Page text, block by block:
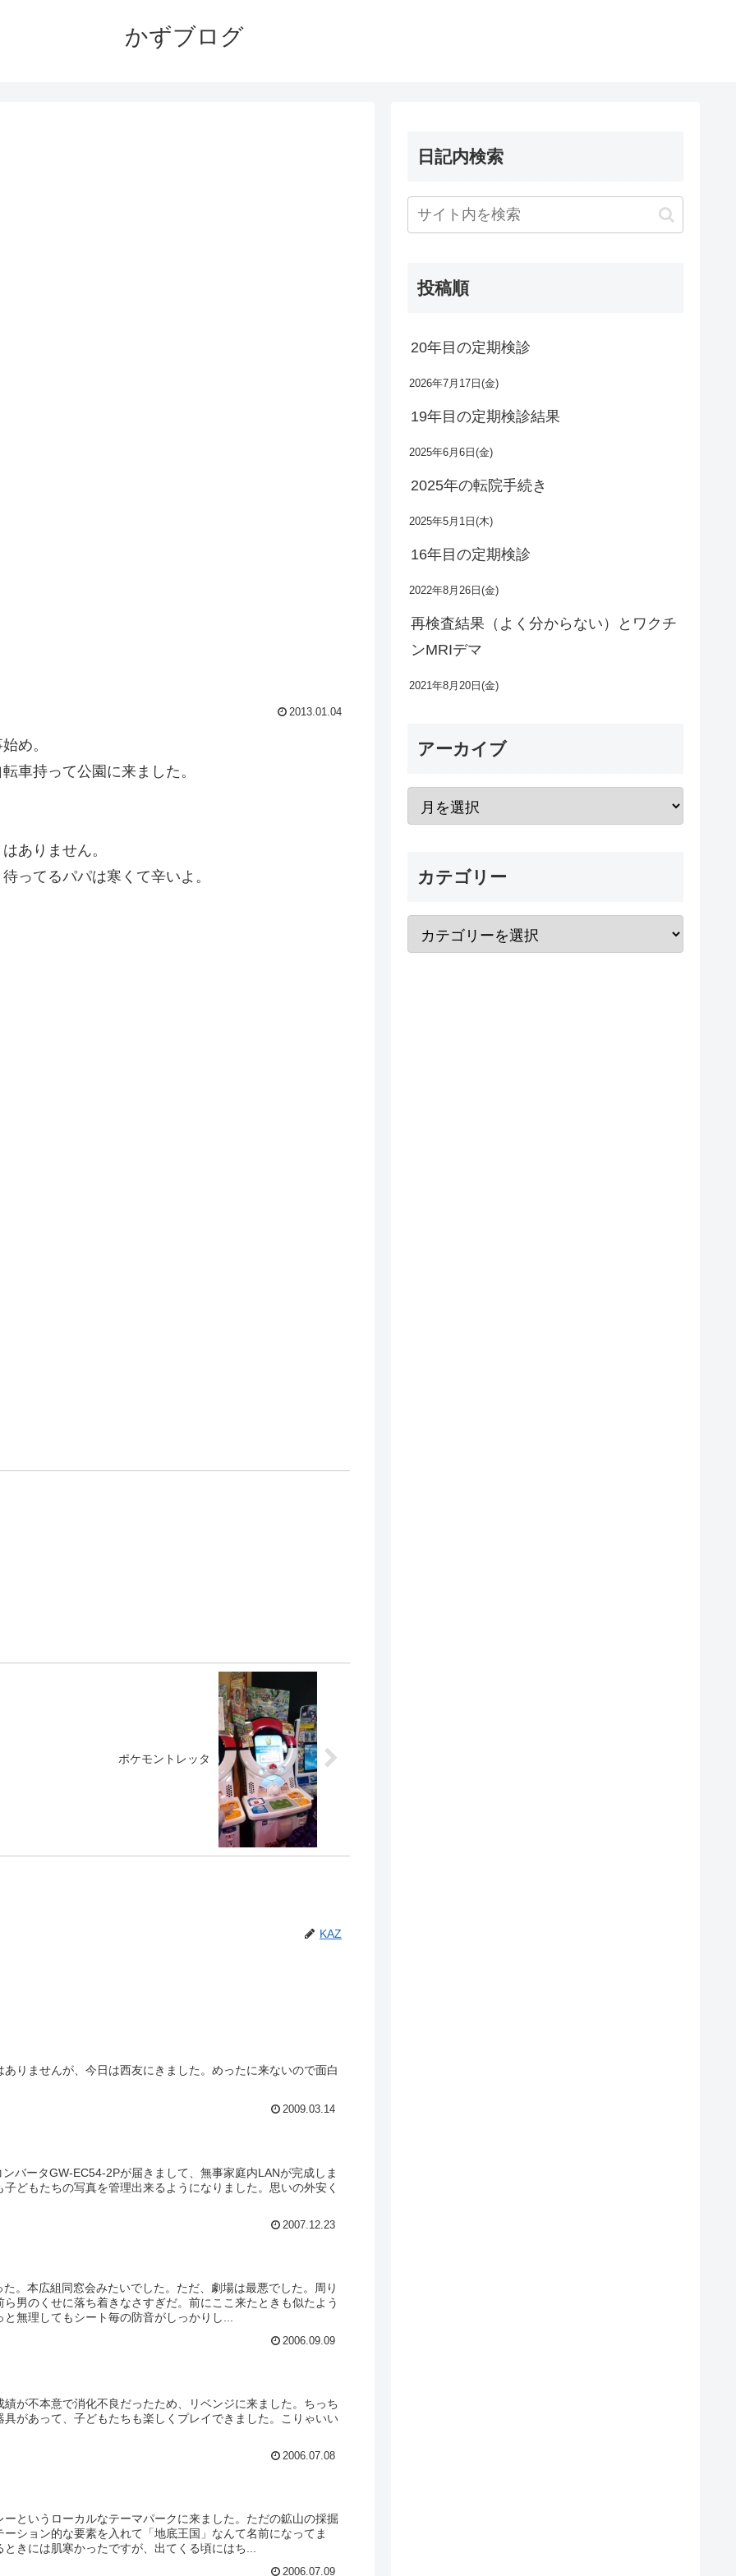
かずブログ
2013.01.04
め。
車持って公園に来ました。
ありません。
ってるパパは寒くて辛いよ。
ポケモントレッタ
KAZ
りませんが、今日は西友にきました。めったに来ないので面白
2009.03.14
バータGW-EC54-2Pが届きまして、無事家庭内LANが完成しま
どもたちの写真を管理出来るようになりました。思いの外安く
2007.12.23
。本広組同窓会みたいでした。ただ、劇場は最悪でした。周り
男のくせに落ち着きなさすぎだ。前にここ来たときも似たよう
無理してもシート毎の防音がしっかりし...
2006.09.09
が不本意で消化不良だったため、リベンジに来ました。ちっち
があって、子どもたちも楽しくプレイできました。こりゃいい
2006.07.08
というローカルなテーマパークに来ました。ただの鉱山の採掘
ション的な要素を入れて「地底王国」なんて名前になってま
きには肌寒かったですが、出てくる頃にはち...
2006.07.09
日記内検索
投稿順
20年目の定期検診
2026年7月17日(金)
19年目の定期検診結果
2025年6月6日(金)
2025年の転院手続き
2025年5月1日(木)
16年目の定期検診
2022年8月26日(金)
再検査結果（よく分からない）とワクチ
ンMRIデマ
2021年8月20日(金)
アーカイブ
カテゴリー